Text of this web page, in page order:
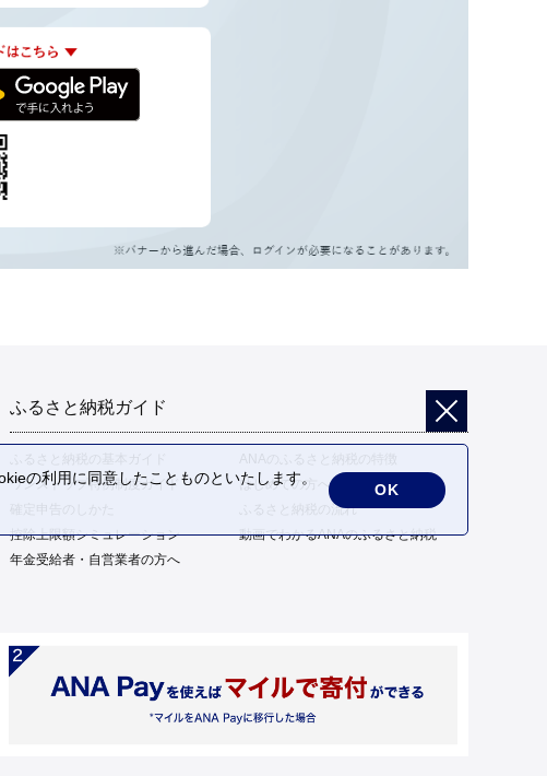
ふるさと納税ガイド
ふるさと納税の基本ガイド
ANAのふるさと納税の特徴
ワンストップ特例制度ガイド
はじめての方へ
ふるさと納税の流れ
控除上限額シミュレーション
動画でわかるANAのふるさと納税
年金受給者・自営業者の方へ
の利用に同意したことものといたします。
OK